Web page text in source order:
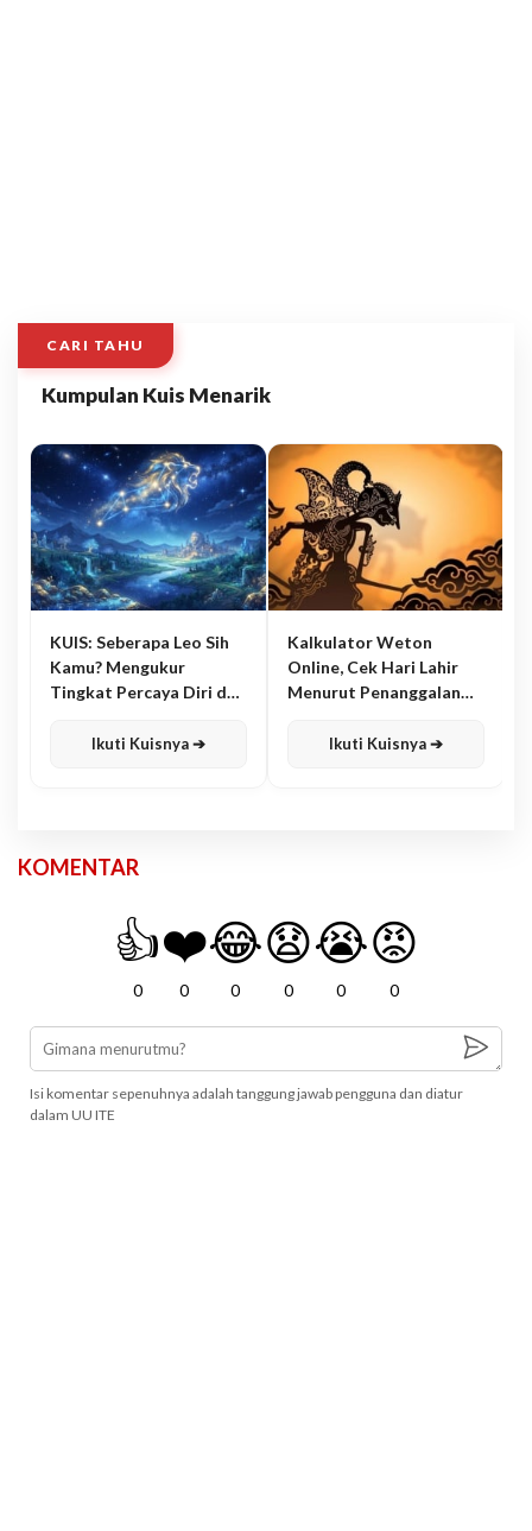
CARI TAHU
Kumpulan Kuis Menarik
KUIS: Seberapa Leo Sih
Kamu? Mengukur
Tingkat Percaya Diri dan
Ikuti Kuisnya ➔
Kalkulator Weton
Online, Cek Hari Lahir
Menurut Penanggalan
Ikuti Kuisnya ➔
KOMENTAR
👍
0
❤️
0
😂
0
😧
0
😭
0
😡
0
Isi komentar sepenuhnya adalah tanggung jawab pengguna dan diatur
dalam UU ITE